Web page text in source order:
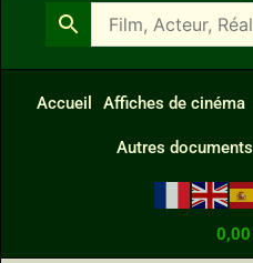
Accueil Affiches de cinéma
Autres documents
0,00